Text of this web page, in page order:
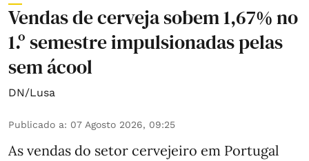
Vendas de cerveja sobem 1,67% no
1.º semestre impulsionadas pelas
sem ácool
DN/Lusa
Publicado a: 07 Agosto 2026, 09:25
As vendas do setor cervejeiro em Portugal